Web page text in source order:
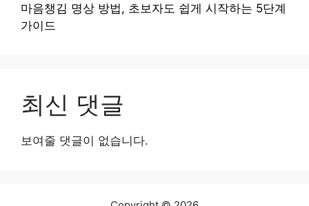
마음챙김 명상 방법, 초보자도 쉽게 시작하는 5단계
가이드
최신 댓글
보여줄 댓글이 없습니다.